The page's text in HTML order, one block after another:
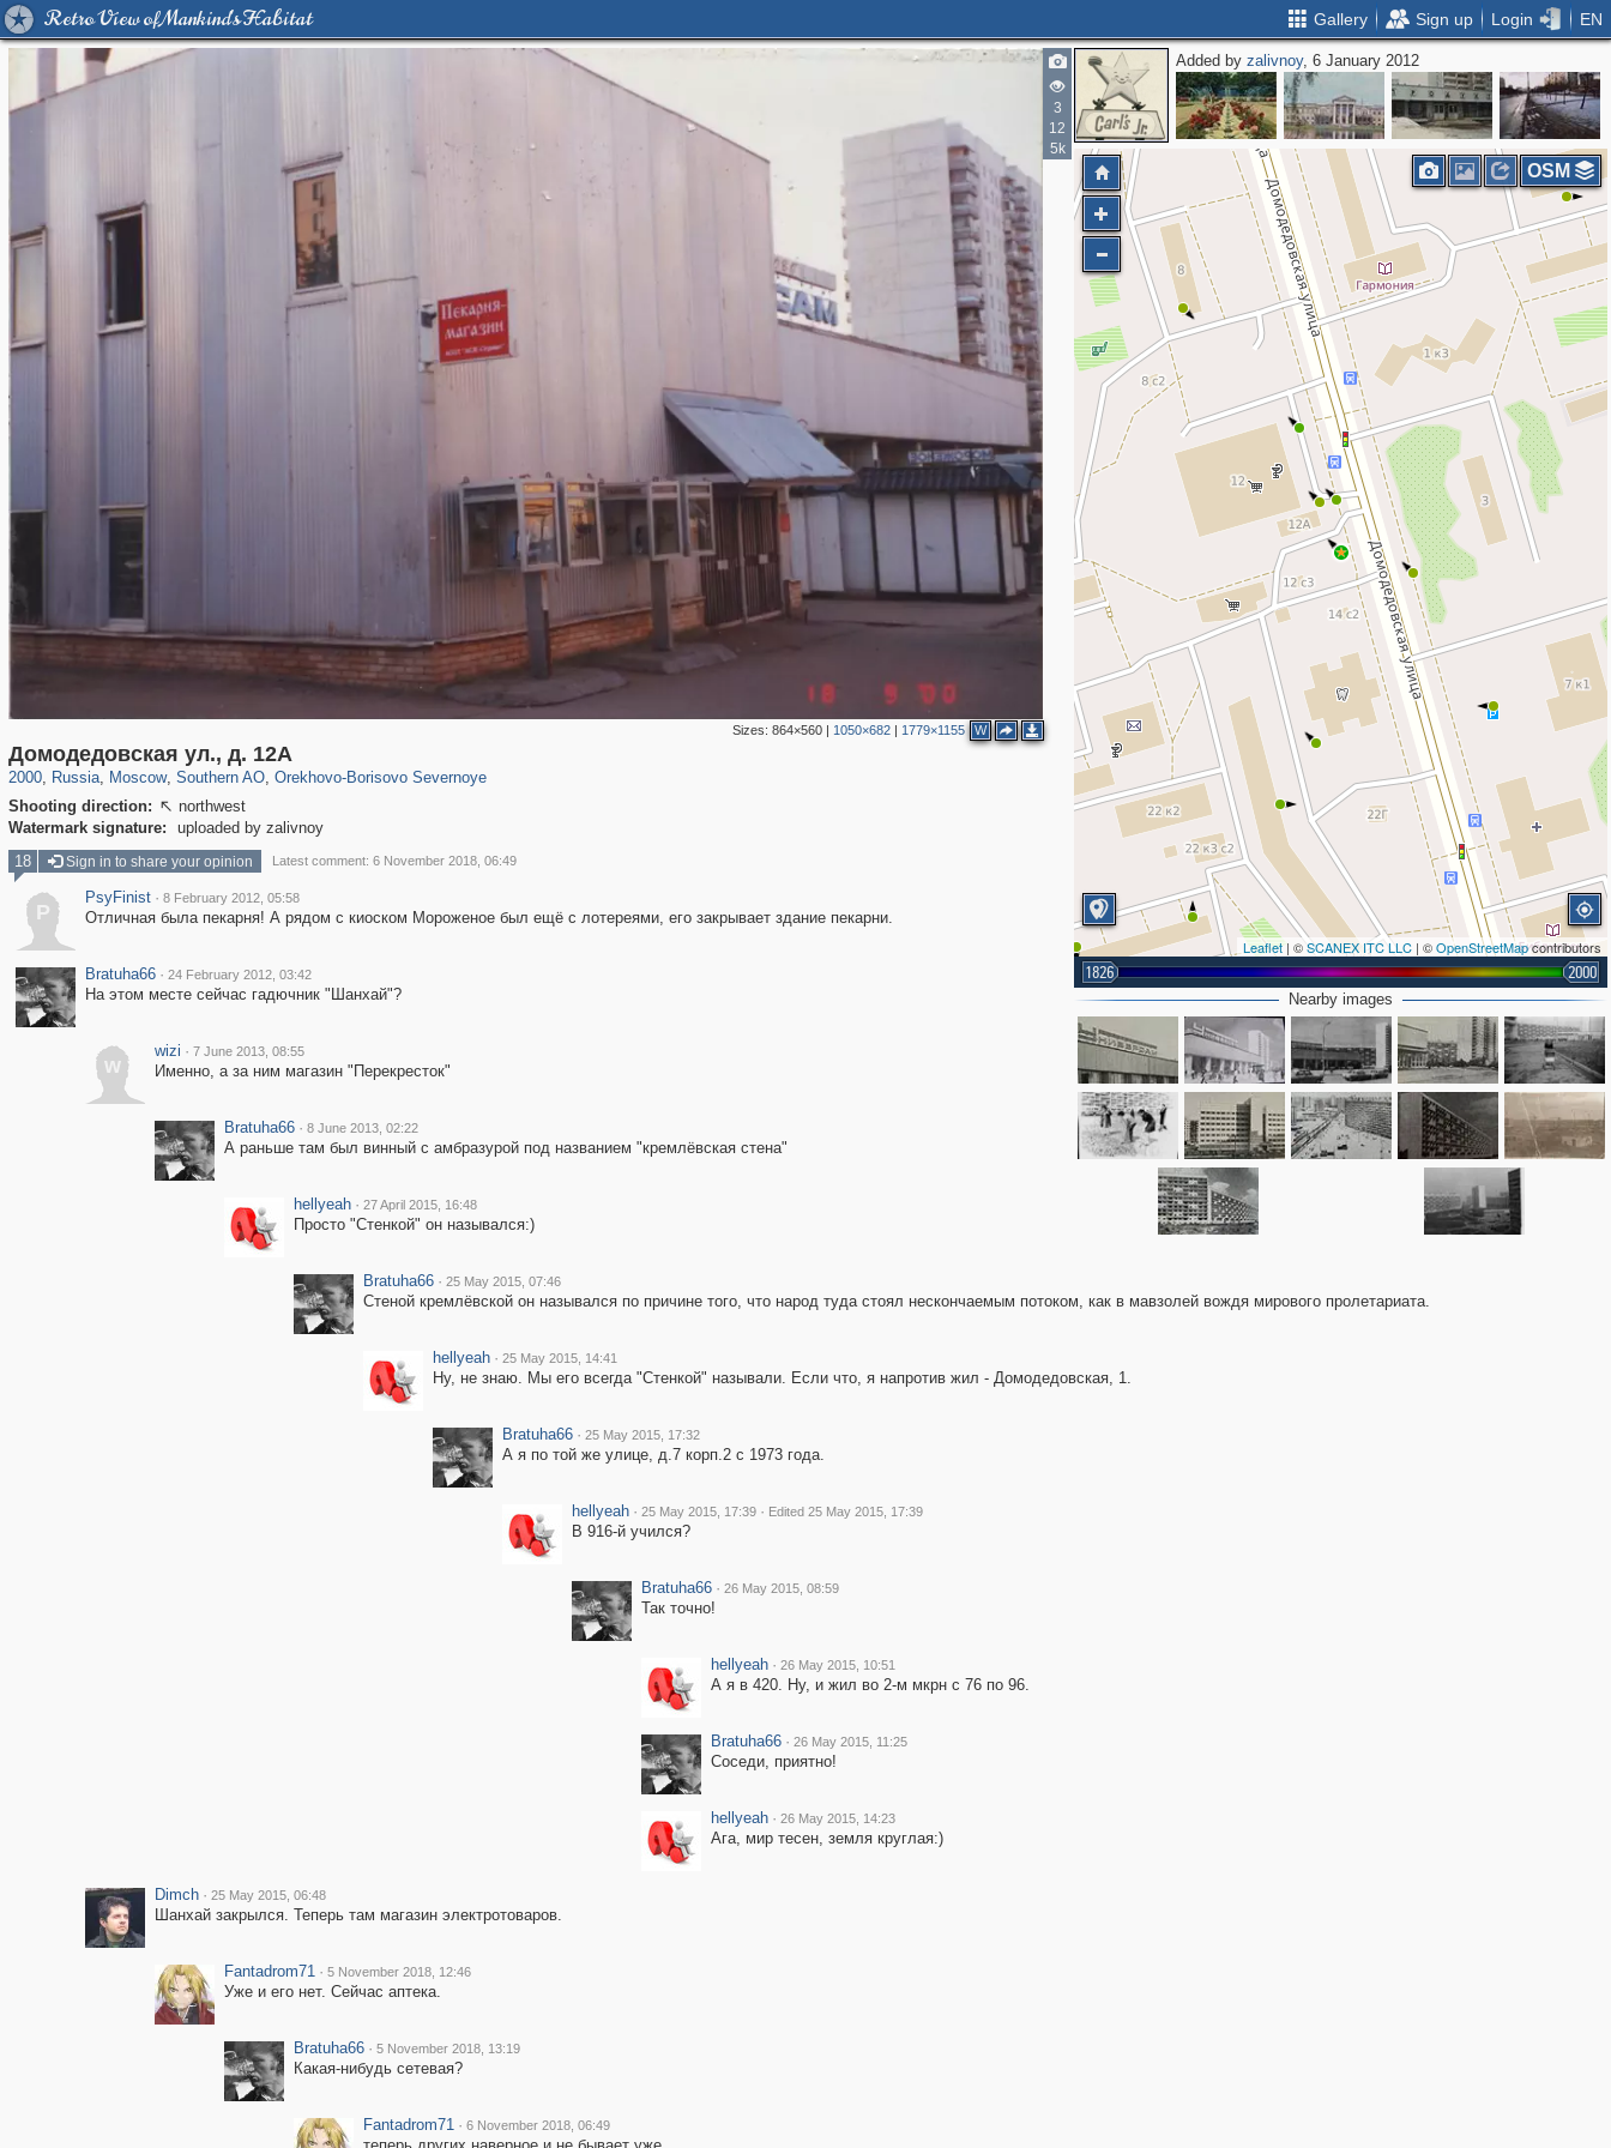
Retro View of Mankind's Habitat Gallery Sign up Login EN
3
12
5k
Sizes: 864×560| 1050×682| 1779×1155 W
Домодедовская ул., д. 12А
2000, Russia
1,406,257 29,243
, Moscow
319,779 8,286
, Southern AO
21,637 390
, Orekhovo-Borisovo Severnoye
Shooting direction:  northwest
Watermark signature:
uploaded by zalivnoy
Added byzalivnoy, 6 January 2012
2
Leaflet | ©SCANEX ITC LLC | ©OpenStreetMapcontributors
1826 2000
OSM
Nearby images
18 Sign in to share your opinion Latest comment: 6 November 2018, 06:49
P
PsyFinist · 8 February 2012, 05:58
Отличная была пекарня! А рядом с киоском Мороженое был ещё с лотереями, его закрывает здание пекарни.
Bratuha66 · 24 February 2012, 03:42
На этом месте сейчас гадючник "Шанхай"?
w
wizi · 7 June 2013, 08:55
Именно, а за ним магазин "Перекресток"
Bratuha66 · 8 June 2013, 02:22
А раньше там был винный с амбразурой под названием "кремлёвская стена"
hellyeah · 27 April 2015, 16:48
Просто "Стенкой" он назывался:)
Bratuha66 · 25 May 2015, 07:46
Стеной кремлёвской он назывался по причине того, что народ туда стоял нескончаемым потоком, как в мавзолей вождя мирового пролетариата.
hellyeah · 25 May 2015, 14:41
Ну, не знаю. Мы его всегда "Стенкой" называли. Если что, я напротив жил - Домодедовская, 1.
Bratuha66 · 25 May 2015, 17:32
А я по той же улице, д.7 корп.2 с 1973 года.
hellyeah · 25 May 2015, 17:39 · Edited 25 May 2015, 17:39
В 916-й учился?
Bratuha66 · 26 May 2015, 08:59
Так точно!
hellyeah · 26 May 2015, 10:51
А я в 420. Ну, и жил во 2-м мкрн с 76 по 96.
Bratuha66 · 26 May 2015, 11:25
Соседи, приятно!
hellyeah · 26 May 2015, 14:23
Ага, мир тесен, земля круглая:)
Dimch · 25 May 2015, 06:48
Шанхай закрылся. Теперь там магазин электротоваров.
Fantadrom71 · 5 November 2018, 12:46
Уже и его нет. Сейчас аптека.
Bratuha66 · 5 November 2018, 13:19
Какая-нибудь сетевая?
Fantadrom71 · 6 November 2018, 06:49